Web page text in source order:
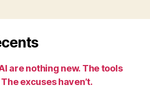
are nothing new. The tools
excuses haven’t.